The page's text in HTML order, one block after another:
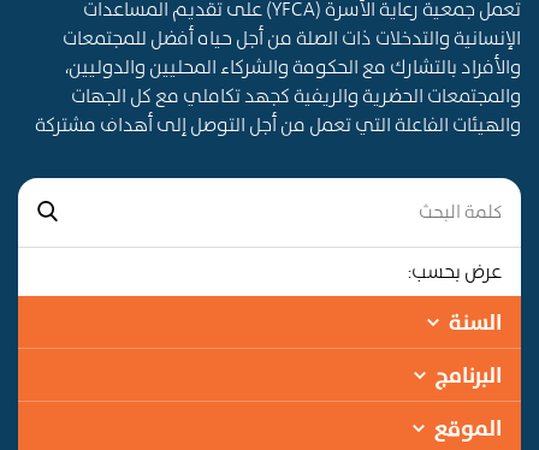
تعمل جمعية رعاية الأسرة (YFCA) على تقديم المساعدات
الإنسانية والتدخلات ذات الصلة من أجل حياه أفضل للمجتمعات
والأفراد بالتشارك مع الحكومة والشركاء المحليين والدوليين،
والمجتمعات الحضرية والريفية كجهد تكاملي مع كل الجهات
والهيئات الفاعلة التي تعمل من أجل التوصل إلى أهداف مشتركة
عرض بحسب:
السنة
البرنامج
الموقع